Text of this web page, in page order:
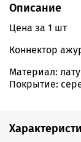
Описание
Цена за 1 шт
Коннектор
Материал:
Покрытие: